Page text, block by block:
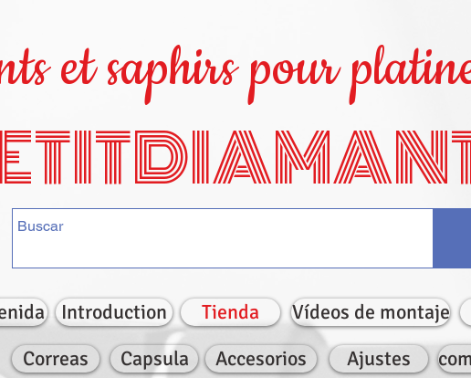
et saphirs pour
Introduction Tienda Vídeos de montaje
Correas
Capsula Accesorios Ajustes